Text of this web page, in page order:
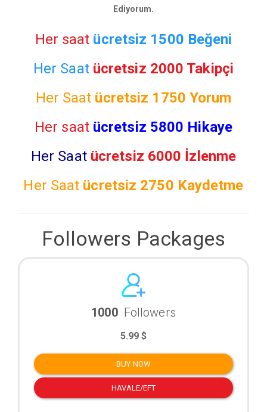
Ediyorum.
Her saat ücretsiz 1500 Beğeni
Her Saat ücretsiz 2000 Takipçi
Her Saat ücretsiz 1750 Yorum
Her saat ücretsiz 5800 Hikaye
Her Saat ücretsiz 6000 İzlenme
Her Saat ücretsiz 2750 Kaydetme
Followers Packages
1000 Followers
5.99 $
BUY NOW
HAVALE/EFT